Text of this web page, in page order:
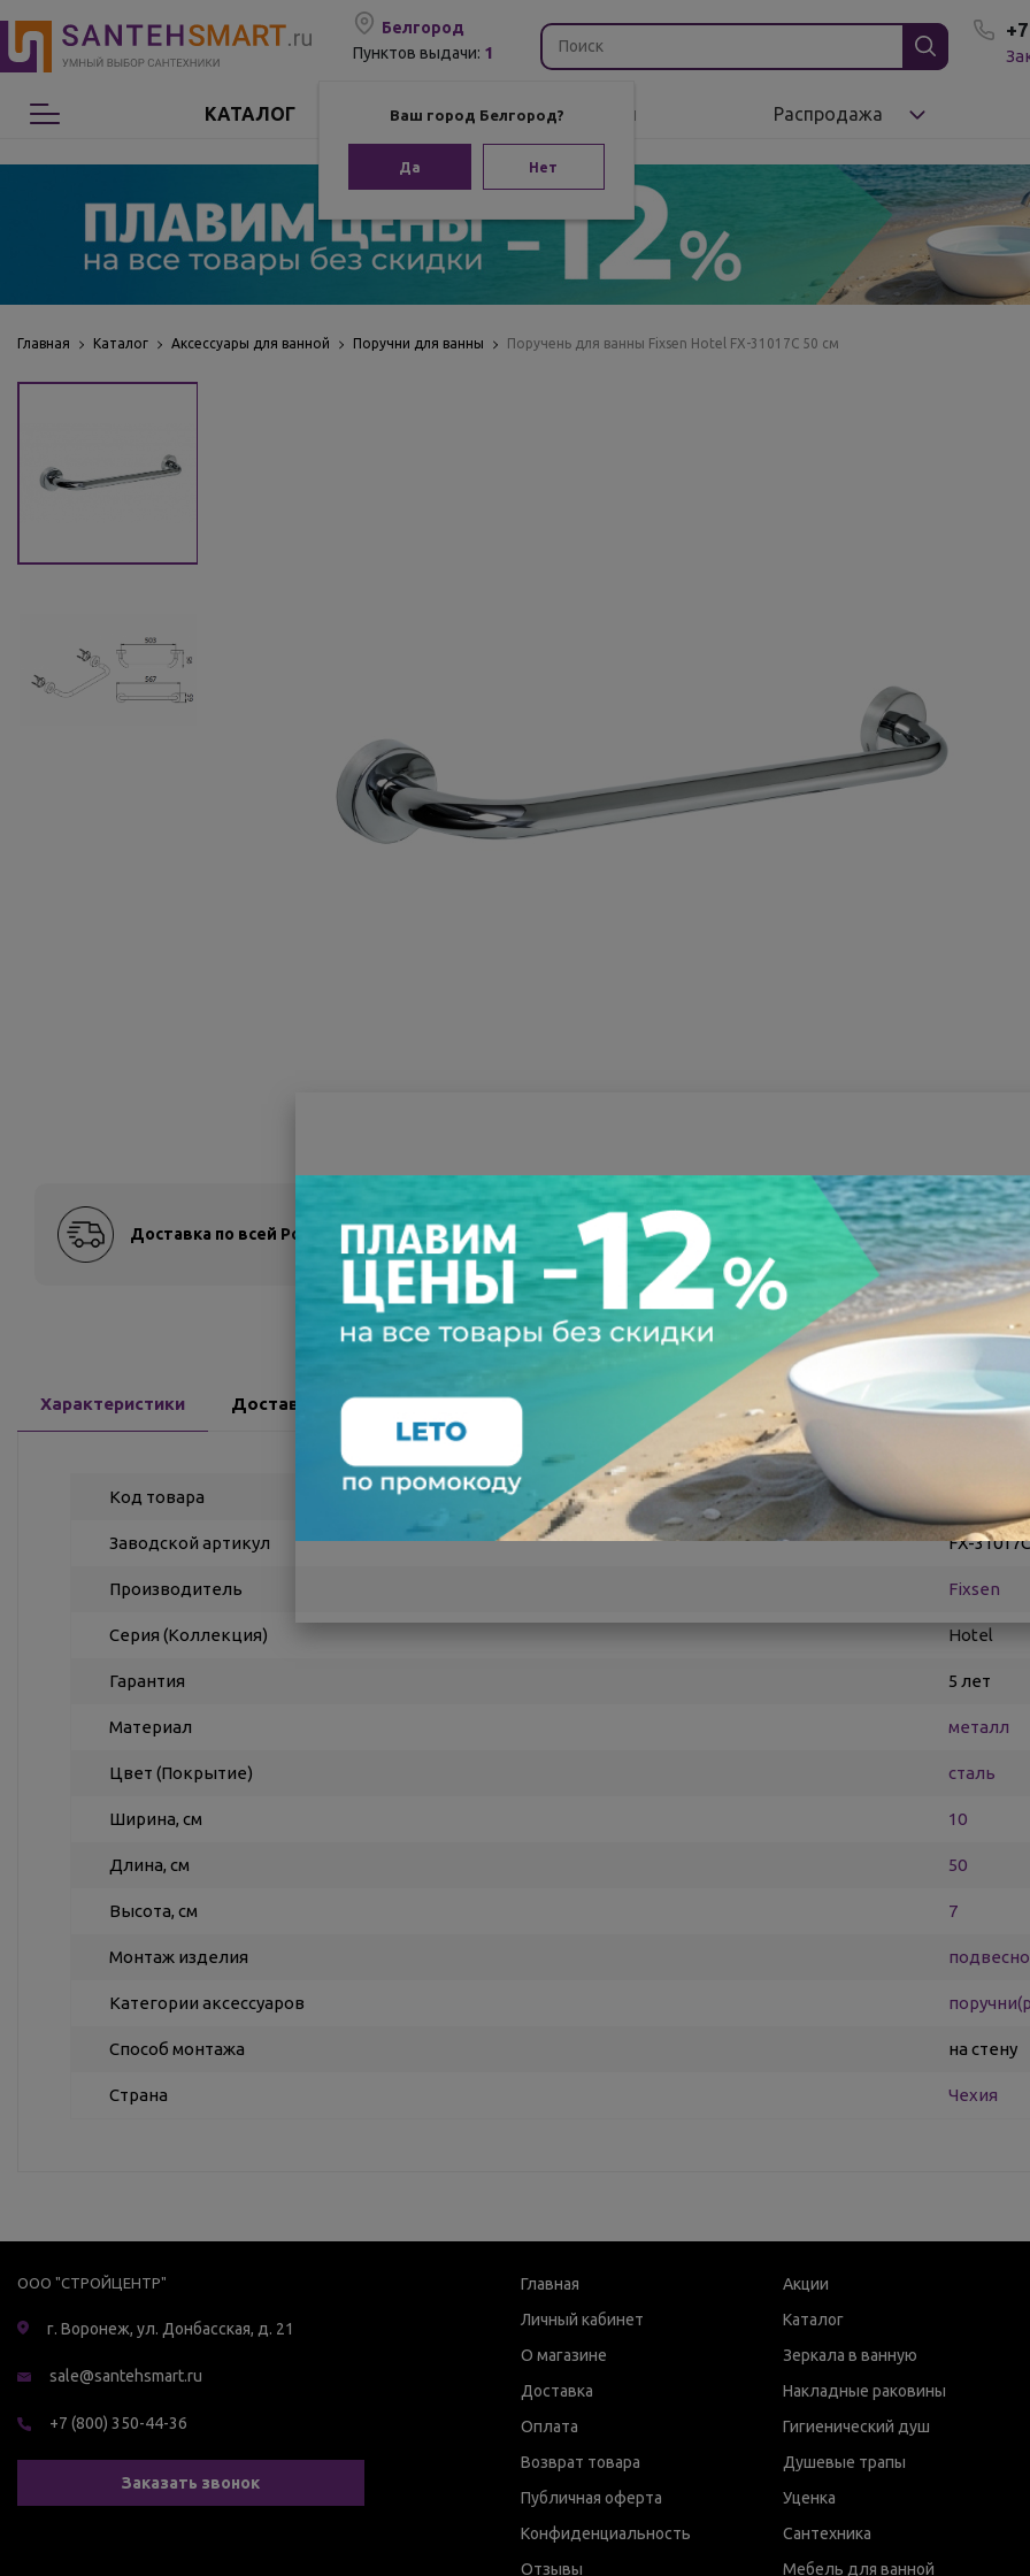
Белгород
Пунктов выдачи: 1
Ваш город Белгород?
Да Нет
КАТАЛОГ
Сантехника
Мебель для ванной
Аксессуары для ванной
Комплектующие
Бренды Распродажа
Главная Каталог Аксессуары для ванной Поручни для ванны Поручень для ванны Fixsen Hotel FX-31017C 50 см
Доставка по всей России Оплата после осмотра Всегда низкие цены
Характеристики Доставка Отзывы
Код товара
Заводской артикул FX-31017C
Производитель Fixsen
Серия (Коллекция) Hotel
Гарантия 5 лет
Материал металл
Цвет (Покрытие) сталь
Ширина, см 10
Длина, см 50
Высота, см 7
Монтаж изделия
Категории аксессуаров
Способ монтажа на стену
Страна Чехия
ООО "СТРОЙЦЕНТР"
г. Воронеж, ул. Донбасская, д. 21
sale@santehsmart.ru
+7 (800) 350-44-36
Заказать звонок
Главная
Личный кабинет
О магазине
Доставка
Оплата
Возврат товара
Публичная оферта
Конфиденциальность
Отзывы
Акции
Каталог
Зеркала в ванную
Накладные раковины
Гигиенический душ
Душевые трапы
Уценка
Сантехника
Мебель для ванной